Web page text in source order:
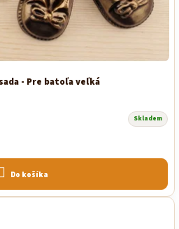
- Pre batoľa veľká
Skladem
Do košíka